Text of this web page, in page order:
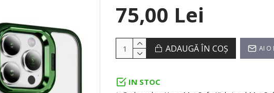
IN STOC
75,00 Lei
ADAUGĂ ÎN COŞ AI O